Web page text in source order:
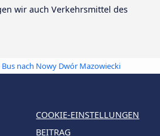
wir auch Verkehrsmittel des
Bus nach Nowy Dwór Mazowiecki
COOKIE-EINSTELLUNGEN
BEITRAG